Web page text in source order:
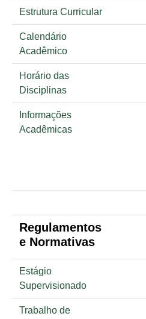
Estrutura Curricular
Calendário
Acadêmico
Horário das
Disciplinas
Informações
Acadêmicas
Regulamentos
e Normativas
Estágio
Supervisionado
Trabalho de